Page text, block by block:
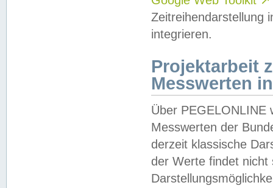
Zeitreihendarstellung
integrieren.
Projektarbeit
Messwerten
Über PEGELONLINE
Messwerten der
derzeit klassische
der Werte findet